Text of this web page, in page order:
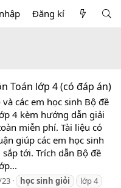
Đăng kí
Toán lớp 4 (có đáp án)
các em học sinh Bộ đề
4 kèm hướng dẫn giải
miễn phí. Tài liệu có
giúp các em học sinh
tới. Trích dẫn Bộ đề
học sinh giỏi
lớp 4